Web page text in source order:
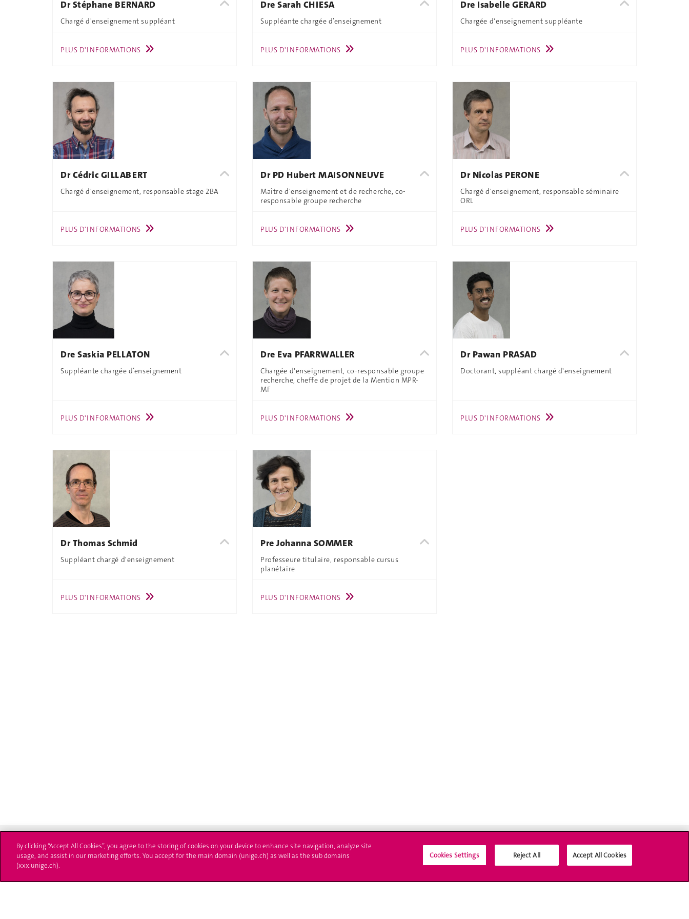
Dr Stéphane BERNARD
Chargé d'enseignement suppléant
PLUS D'INFORMATIONS
Dre Sarah CHIESA
Suppléante chargée d’enseignement
PLUS D'INFORMATIONS
Dre Isabelle GERARD
Chargée d'enseignement suppléante
PLUS D'INFORMATIONS
Dr Cédric GILLABERT
Chargé d'enseignement, responsable stage 2BA
PLUS D'INFORMATIONS
Dr PD Hubert MAISONNEUVE
Maître d'enseignement et de recherche, co-
responsable groupe recherche
PLUS D'INFORMATIONS
Dr Nicolas PERONE
Chargé d'enseignement, responsable séminaire
ORL
PLUS D'INFORMATIONS
Dre Saskia PELLATON
Suppléante chargée d’enseignement
PLUS D'INFORMATIONS
Dre Eva PFARRWALLER
Chargée d'enseignement, co-responsable groupe
recherche, cheffe de projet de la Mention MPR-
MF
PLUS D'INFORMATIONS
Dr Pawan PRASAD
Doctorant, suppléant chargé d'enseignement
PLUS D'INFORMATIONS
Dr Thomas Schmid
Suppléant chargé d'enseignement
PLUS D'INFORMATIONS
Pre Johanna SOMMER
Professeure titulaire, responsable cursus
planétaire
PLUS D'INFORMATIONS
Université de Genève S'inscrire à l'UNIGE L'UNIGE vous informe Médias sociaux UNIGE
By clicking “Accept All Cookies”, you agree to the storing of cookies on your device to enhance site navigation, analyze site
usage, and assist in our marketing efforts. You accept for the main domain (unige.ch) as well as the sub domains
(xxx.unige.ch).
Cookies Settings Reject All Accept All Cookies